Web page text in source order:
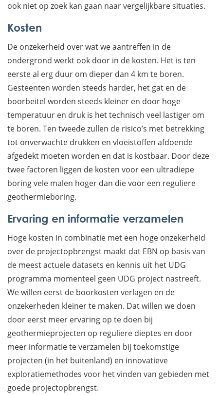
ook niet op zoek kan gaan naar vergelijkbare situaties.
Kosten
De onzekerheid over wat we aantreffen in de
ondergrond werkt ook door in de kosten. Het is ten
eerste al erg duur om dieper dan 4 km te boren.
Gesteenten worden steeds harder, het gat en de
boorbeitel worden steeds kleiner en door hoge
temperatuur en druk is het technisch veel lastiger om
te boren. Ten tweede zullen de risico’s met betrekking
tot onverwachte drukken en vloeistoffen afdoende
afgedekt moeten worden en dat is kostbaar. Door deze
twee factoren liggen de kosten voor een ultradiepe
boring vele malen hoger dan die voor een reguliere
geothermieboring.
Ervaring en informatie verzamelen
Hoge kosten in combinatie met een hoge onzekerheid
over de projectopbrengst maakt dat EBN op basis van
de meest actuele datasets en kennis uit het UDG
programma momenteel geen UDG project nastreeft.
We willen eerst de boorkosten verlagen en de
onzekerheden kleiner te maken. Dat willen we doen
door eerst meer ervaring op te doen bij
geothermieprojecten op reguliere dieptes en door
meer informatie te verzamelen bij toekomstige
projecten (in het buitenland) en innovatieve
exploratiemethodes voor het vinden van gebieden met
goede projectopbrengst.